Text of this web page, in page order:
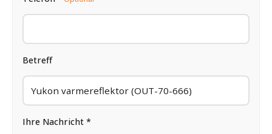
Betreff
Ihre Nachricht *